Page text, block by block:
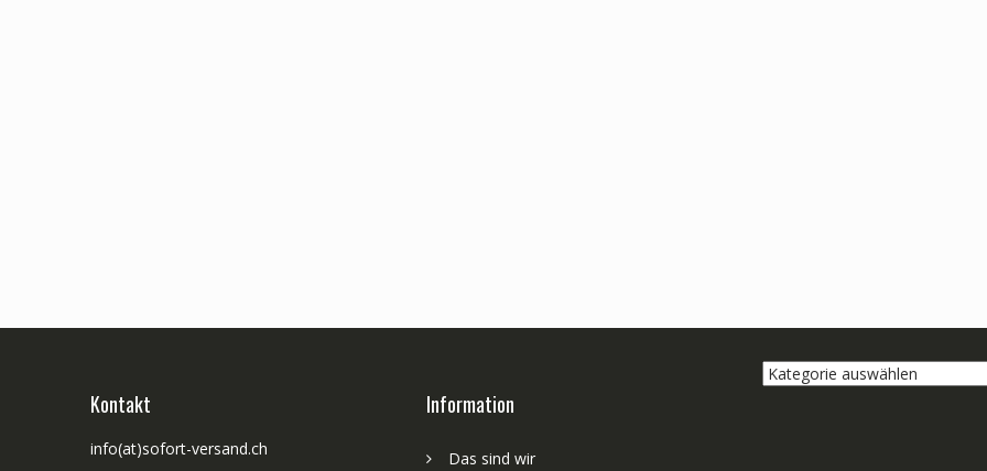
Kontakt
info(at)sofort-versand.ch
Information
Das sind wir
Kategorie